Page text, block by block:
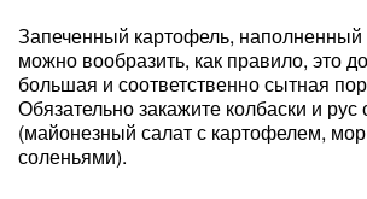
Запеченный картофель, наполненный
можно вообразить, как правило, это
большая и соответственно сытная
Обязательно закажите колбаски и рус
(майонезный салат с картофелем,
соленьями).